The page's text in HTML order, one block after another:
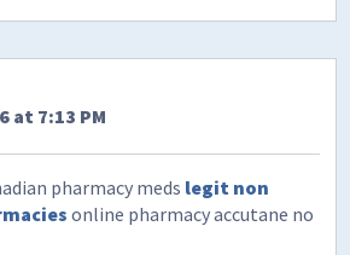
at 7:13 PM
pharmacy meds legit non
online pharmacy accutane no